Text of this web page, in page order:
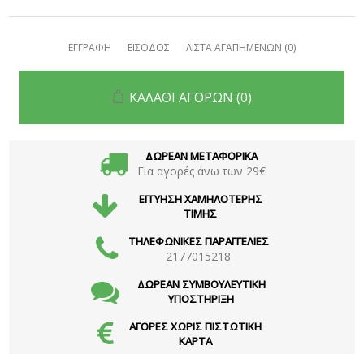
ΕΓΓΡΑΦΗ ΕΙΣΟΔΟΣ ΛΙΣΤΑ ΑΓΑΠΗΜΕΝΩΝ (0)
ΚΑΛΑΘΙ ΑΓΟΡΩΝ (0)
ΔΩΡΕΑΝ ΜΕΤΑΦΟΡΙΚΑ
Για αγορές άνω των 29€
ΕΓΓΥΗΣΗ ΧΑΜΗΛΟΤΕΡΗΣ
ΤΙΜΗΣ
ΤΗΛΕΦΩΝΙΚΕΣ ΠΑΡΑΓΓΕΛΙΕΣ
2177015218
ΔΩΡΕΑΝ ΣΥΜΒΟΥΛΕΥΤΙΚΗ
ΥΠΟΣΤΗΡΙΞΗ
ΑΓΟΡΕΣ ΧΩΡΙΣ ΠΙΣΤΩΤΙΚΗ
ΚΑΡΤΑ